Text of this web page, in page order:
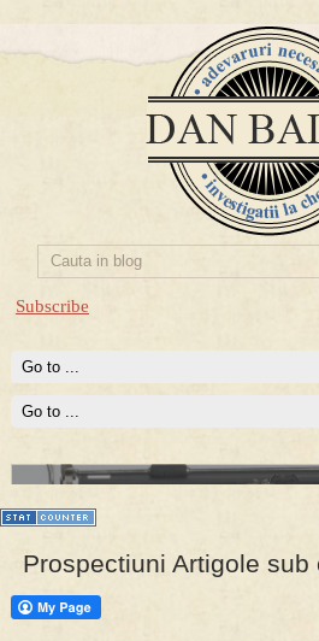
Subscribe
PRESA
Permise pentru vânătoarea de porci
Prima mea carte publicata (Nemira)
Averea Presedintelui: prima lucrare
conturi secrete ale Securitatii.
Prospectiuni Artigole sub